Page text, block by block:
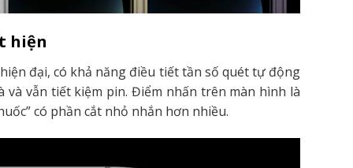
hiện
đại, có khả năng điều tiết tần số quét tự động
vẫn tiết kiệm pin. Điểm nhấn trên màn hình là
có phần cắt nhỏ nhắn hơn nhiều.